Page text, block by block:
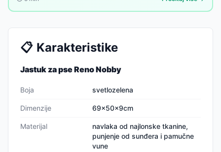
📋 Karakteristike
Jastuk za pse Reno Nobby
Boja svetlozelena
Dimenzije 69x50x9cm
Materijal
navlaka od najlonske tkanine,
punjenje od sunđera i pamučne
vune